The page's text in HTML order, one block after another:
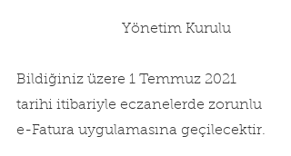
                             Yönetim Kurulu
Bildiğiniz üzere 1 Temmuz 2021
tarihi itibariyle eczanelerde zorunlu
e-Fatura uygulamasına geçilecektir.